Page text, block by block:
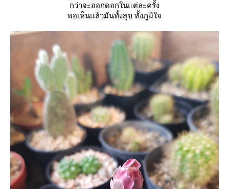
กว่าจะออกดอกในแต่ละครั้ง
พอเห็นแล้วมันทั้งสุข ทั้งภูมิใจ